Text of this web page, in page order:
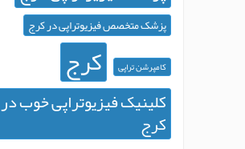
پزشک متخصص فیزیوتراپی در کرج
کامپرشن تراپی کرج
کلینیک فیزیوتراپی خوب در
کرج